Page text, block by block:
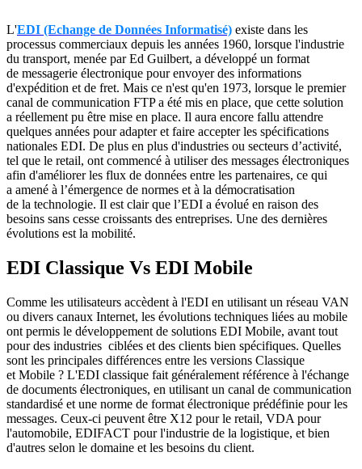
L'EDI (Echange de Données Informatisé) existe dans les
processus commerciaux depuis les années 1960, lorsque l'industrie
du transport, menée par Ed Guilbert, a développé un format
de messagerie électronique pour envoyer des informations
d'expédition et de fret. Mais ce n'est qu'en 1973, lorsque le premier
canal de communication FTP a été mis en place, que cette solution
a réellement pu être mise en place. Il aura encore fallu attendre
quelques années pour adapter et faire accepter les spécifications
nationales EDI. De plus en plus d'industries ou secteurs d’activité,
tel que le retail, ont commencé à utiliser des messages électroniques
afin d'améliorer les flux de données entre les partenaires, ce qui
a amené à l’émergence de normes et à la démocratisation
de la technologie. Il est clair que l’EDI a évolué en raison des
besoins sans cesse croissants des entreprises. Une des dernières
évolutions est la mobilité.
EDI Classique Vs EDI Mobile
Comme les utilisateurs accèdent à l'EDI en utilisant un réseau VAN
ou divers canaux Internet, les évolutions techniques liées au mobile
ont permis le développement de solutions EDI Mobile, avant tout
pour des industries ciblées et des clients bien spécifiques. Quelles
sont les principales différences entre les versions Classique
et Mobile ? L'EDI classique fait généralement référence à l'échange
de documents électroniques, en utilisant un canal de communication
standardisé et une norme de format électronique prédéfinie pour les
messages. Ceux-ci peuvent être X12 pour le retail, VDA pour
l'automobile, EDIFACT pour l'industrie de la logistique, et bien
d'autres selon le domaine et les besoins du client.